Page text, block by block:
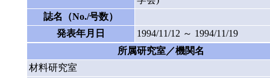
誌名（No./号数）
発表年月日
1994/11/12 ～ 1994/11/19
所属研究室／機関名
材料研究室